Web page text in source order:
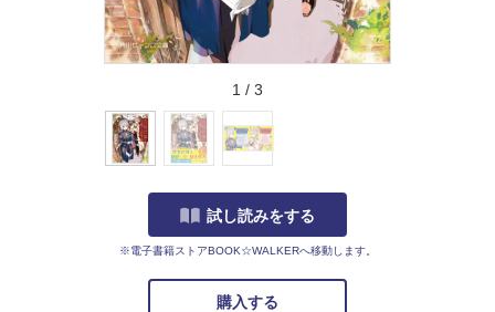
1 / 3
試し読みをする
※電子書籍ストアBOOK☆WALKERへ移動します。
購入する